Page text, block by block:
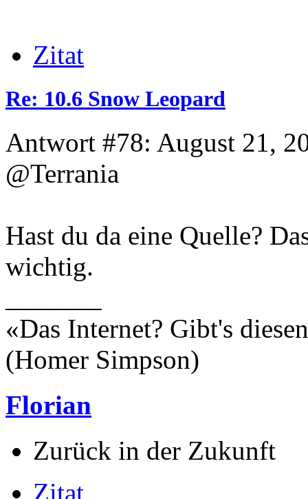
Zitat
Re: 10.6 Snow Leopard
Antwort #78: August 21,
@Terrania
Hast du da eine Quelle?
wichtig.
«Das Internet? Gibt's
(Homer Simpson)
Florian
Zurück in der Zukunft
Zitat